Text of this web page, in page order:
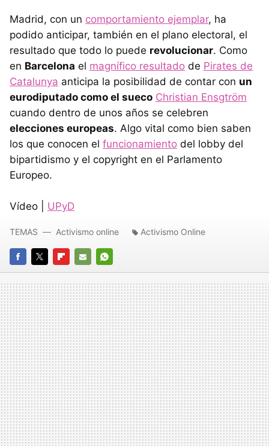
Madrid, con un comportamiento ejemplar, ha
podido anticipar, también en el plano electoral, el
resultado que todo lo puede revolucionar. Como
en Barcelona el magnífico resultado de Pirates de
Catalunya anticipa la posibilidad de contar con un
eurodiputado como el sueco Christian Ensgtröm
cuando dentro de unos años se celebren
elecciones europeas. Algo vital como bien saben
los que conocen el funcionamiento del lobby del
bipartidismo y el copyright en el Parlamento
Europeo.
Vídeo | UPyD
FACEBOOK
TWITTERFLIPBOARD
E-
MAIL
WHATSAPP
TEMAS Activismo online Activismo Online